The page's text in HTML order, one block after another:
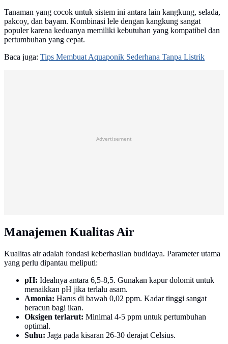
Tanaman yang cocok untuk sistem ini antara lain kangkung, selada,
pakcoy, dan bayam. Kombinasi lele dengan kangkung sangat
populer karena keduanya memiliki kebutuhan yang kompatibel dan
pertumbuhan yang cepat.
Baca juga: Tips Membuat Aquaponik Sederhana Tanpa Listrik
Advertisement
Manajemen Kualitas Air
Kualitas air adalah fondasi keberhasilan budidaya. Parameter utama
yang perlu dipantau meliputi:
pH: Idealnya antara 6,5-8,5. Gunakan kapur dolomit untuk
menaikkan pH jika terlalu asam.
Amonia: Harus di bawah 0,02 ppm. Kadar tinggi sangat
beracun bagi ikan.
Oksigen terlarut: Minimal 4-5 ppm untuk pertumbuhan
optimal.
Suhu: Jaga pada kisaran 26-30 derajat Celsius.